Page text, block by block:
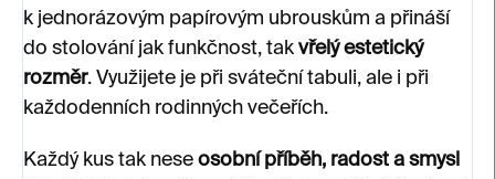
k jednorázovým papírovým ubrouskům a přináší
do stolování jak funkčnost, tak vřelý estetický
rozměr. Využijete je při sváteční tabuli, ale i při
každodenních rodinných večeřích.
Každý kus tak nese osobní příběh, radost a smysl